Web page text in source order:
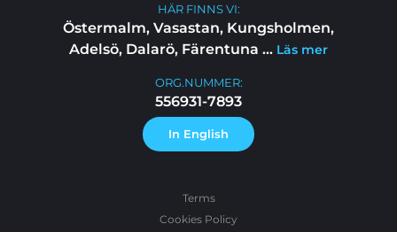
ORG.NUMMER:
556931-7893
In English
HÄR FINNS VI:
Östermalm, Vasastan, Kungsholmen,
Adelsö, Dalarö, Färentuna ... Läs mer
Terms
Cookies Policy